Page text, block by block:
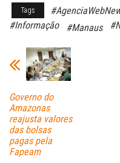
bo
ok
ts
pp
Tags
#Informação
#Manaus
Governo do
Amazonas
reajusta valores
das bolsas
pagas pela
Fapeam